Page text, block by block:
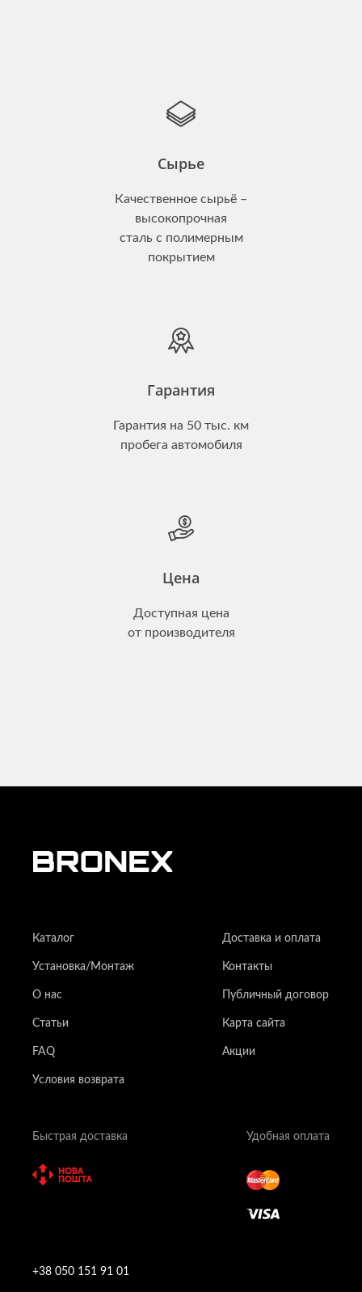
Сырье
Качественное сырьё –
высокопрочная
сталь с полимерным
покрытием
Гарантия
Гарантия на 50 тыс. км
пробега автомобиля
Цена
Доступная цена
от производителя
+38 050 151 91 01
Каталог Доставка и оплата
Установка/Монтаж Контакты
О нас Публичный договор
Статьи Карта сайта
FAQ Акции
Условия возврата
Быстрая доставка Удобная оплата